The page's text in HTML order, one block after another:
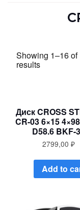
Showing 1–16 of
results
Диск CROSS
CR-03 6×15
D58.6 BKF-
2799,00₽
Add to